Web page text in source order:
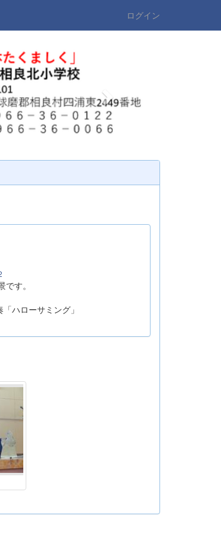
ログイン
t
す。
ハローサミング」